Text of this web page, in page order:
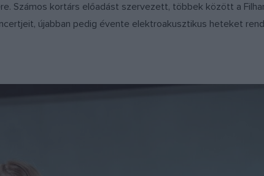
Számos kortárs előadást szervezett, többek között a
újabban pedig évente elektroakusztikus heteket